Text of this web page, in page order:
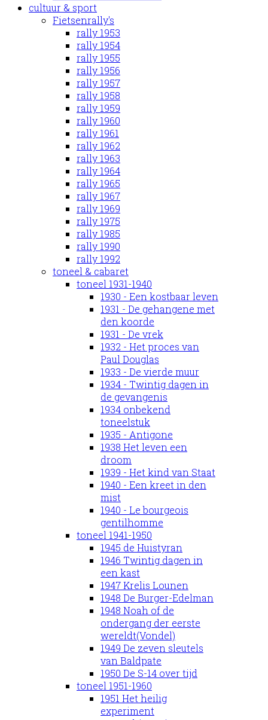
cultuur & sport
Fietsenrally's
rally 1953
rally 1954
rally 1955
rally 1956
rally 1957
rally 1958
rally 1959
rally 1960
rally 1961
rally 1962
rally 1963
rally 1964
rally 1965
rally 1967
rally 1969
rally 1975
rally 1985
rally 1990
rally 1992
toneel & cabaret
toneel 1931-1940
1930 - Een kostbaar leven
1931 - De gehangene met
den koorde
1931 - De vrek
1932 - Het proces van
Paul Douglas
1933 - De vierde muur
1934 - Twintig dagen in
de gevangenis
1934 onbekend
toneelstuk
1935 - Antigone
1938 Het leven een
droom
1939 - Het kind van Staat
1940 - Een kreet in den
mist
1940 - Le bourgeois
gentilhomme
toneel 1941-1950
1945 de Huistyran
1946 Twintig dagen in
een kast
1947 Krelis Lounen
1948 De Burger-Edelman
1948 Noah of de
ondergang der eerste
wereldt(Vondel)
1949 De zeven sleutels
van Baldpate
1950 De S-14 over tijd
toneel 1951-1960
1951 Het heilig
experiment